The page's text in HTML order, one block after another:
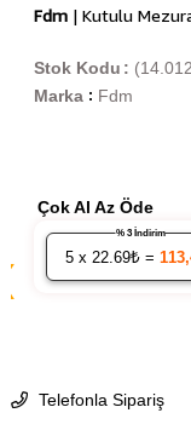
Fdm| Kutulu
Stok Kodu
Marka : Fdm
Çok Al Az Öde
5x 22.69₺ =
% 3 İndirim
Telefonla Sipariş